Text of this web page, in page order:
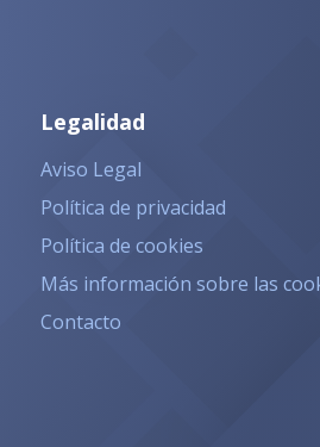
Legalidad
Aviso Legal
Política de privacidad
Política de cookies
Más información sobre las
Contacto